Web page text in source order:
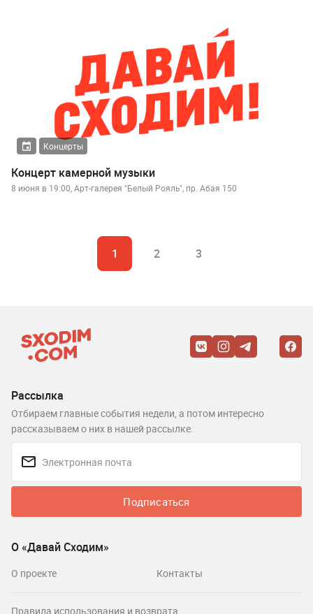
Концерты
Концерт камерной музыки
8 июня в 19:00, Арт-галерея "Белый Рояль", пр. Абая 150
1 2 3
Рассылка
Отбираем главные события недели, а потом интересно
рассказываем о них в нашей рассылке.
Подписаться
О «Давай Сходим»
О проекте Контакты
Правила использования и возврата